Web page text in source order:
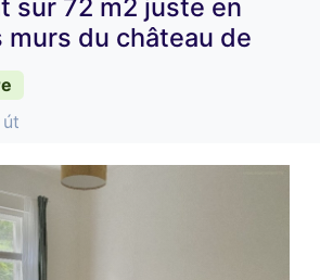
sur 72 m2 juste en
du château de